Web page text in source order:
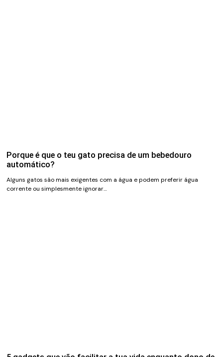
Porque é que o teu gato precisa de um bebedouro
automático?
Alguns gatos são mais exigentes com a água e podem preferir água
corrente ou simplesmente ignorar…